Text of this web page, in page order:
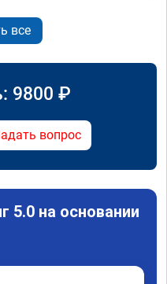
все
9800 ₽
вопрос
5.0 на основании